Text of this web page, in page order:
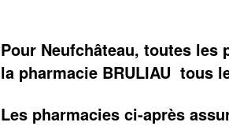
Pour Neufchâteau, toutes
la pharmacie BRULIAU tous
Les pharmacies ci-après